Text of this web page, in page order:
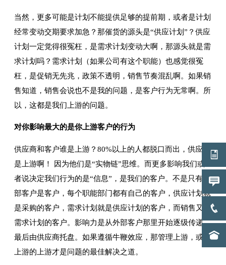
当然，更多可能是计划不能提供足够的提前期，或者是计划
经常变动交期要求加急？那催货的源头是“供应计划”？供应
计划一定觉得很冤枉，是需求计划变动大啊，那源头就是需
求计划吗？需求计划（如果公司有这个职能）也感觉很冤
枉，是促销无先兆，政策不透明，销售节奏混乱啊。如果销
售知道，销售会说也不是我的问题，是客户行为无常啊。所
以，这都是我们上游的问题。
对你影响最大的是你上游客户的行为
供应商和客户谁是上游？80%以上的人都脱口而出，供应商
是上游啊！ 因为他们是“实物链”思维。而更多影响我们或
者说决定我们行为的是“信息”，是我们的客户。不是只有外
部客户是客户，每个职能部门都有自己的客户，供应计划就
是采购的客户，需求计划就是供应计划的客户，而销售又是
需求计划的客户。影响力是从外部客户那里开始逐级传递，
最后由供应商托盘。如果遵循牛鞭效应，那管理上游，或者
上游的上游才是问题的最佳解决之道。